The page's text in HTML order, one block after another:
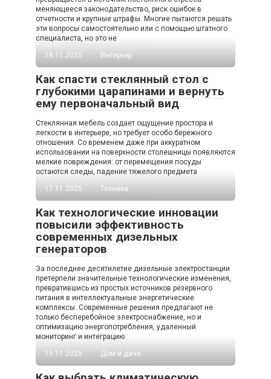
меняющееся законодательство, риск ошибок в
отчетности и крупные штрафы. Многие пытаются решать
эти вопросы самостоятельно или с помощью штатного
специалиста, но это не
18.11.2025
Интерьер
Как спасти стеклянный стол с
глубокими царапинами и вернуть
ему первоначальный вид
Стеклянная мебель создает ощущение простора и
легкости в интерьере, но требует особо бережного
отношения. Со временем даже при аккуратном
использовании на поверхности столешницы появляются
мелкие повреждения: от перемещения посуды
остаются следы, падение тяжелого предмета
17.11.2025
Техника
Как технологические инновации
повысили эффективность
современных дизельных
генераторов
За последнее десятилетие дизельные электростанции
претерпели значительные технологические изменения,
превратившись из простых источников резервного
питания в интеллектуальные энергетические
комплексы. Современные решения предлагают не
только бесперебойное электроснабжение, но и
оптимизацию энергопотребления, удаленный
мониторинг и интеграцию
15.11.2025
Дом и дача